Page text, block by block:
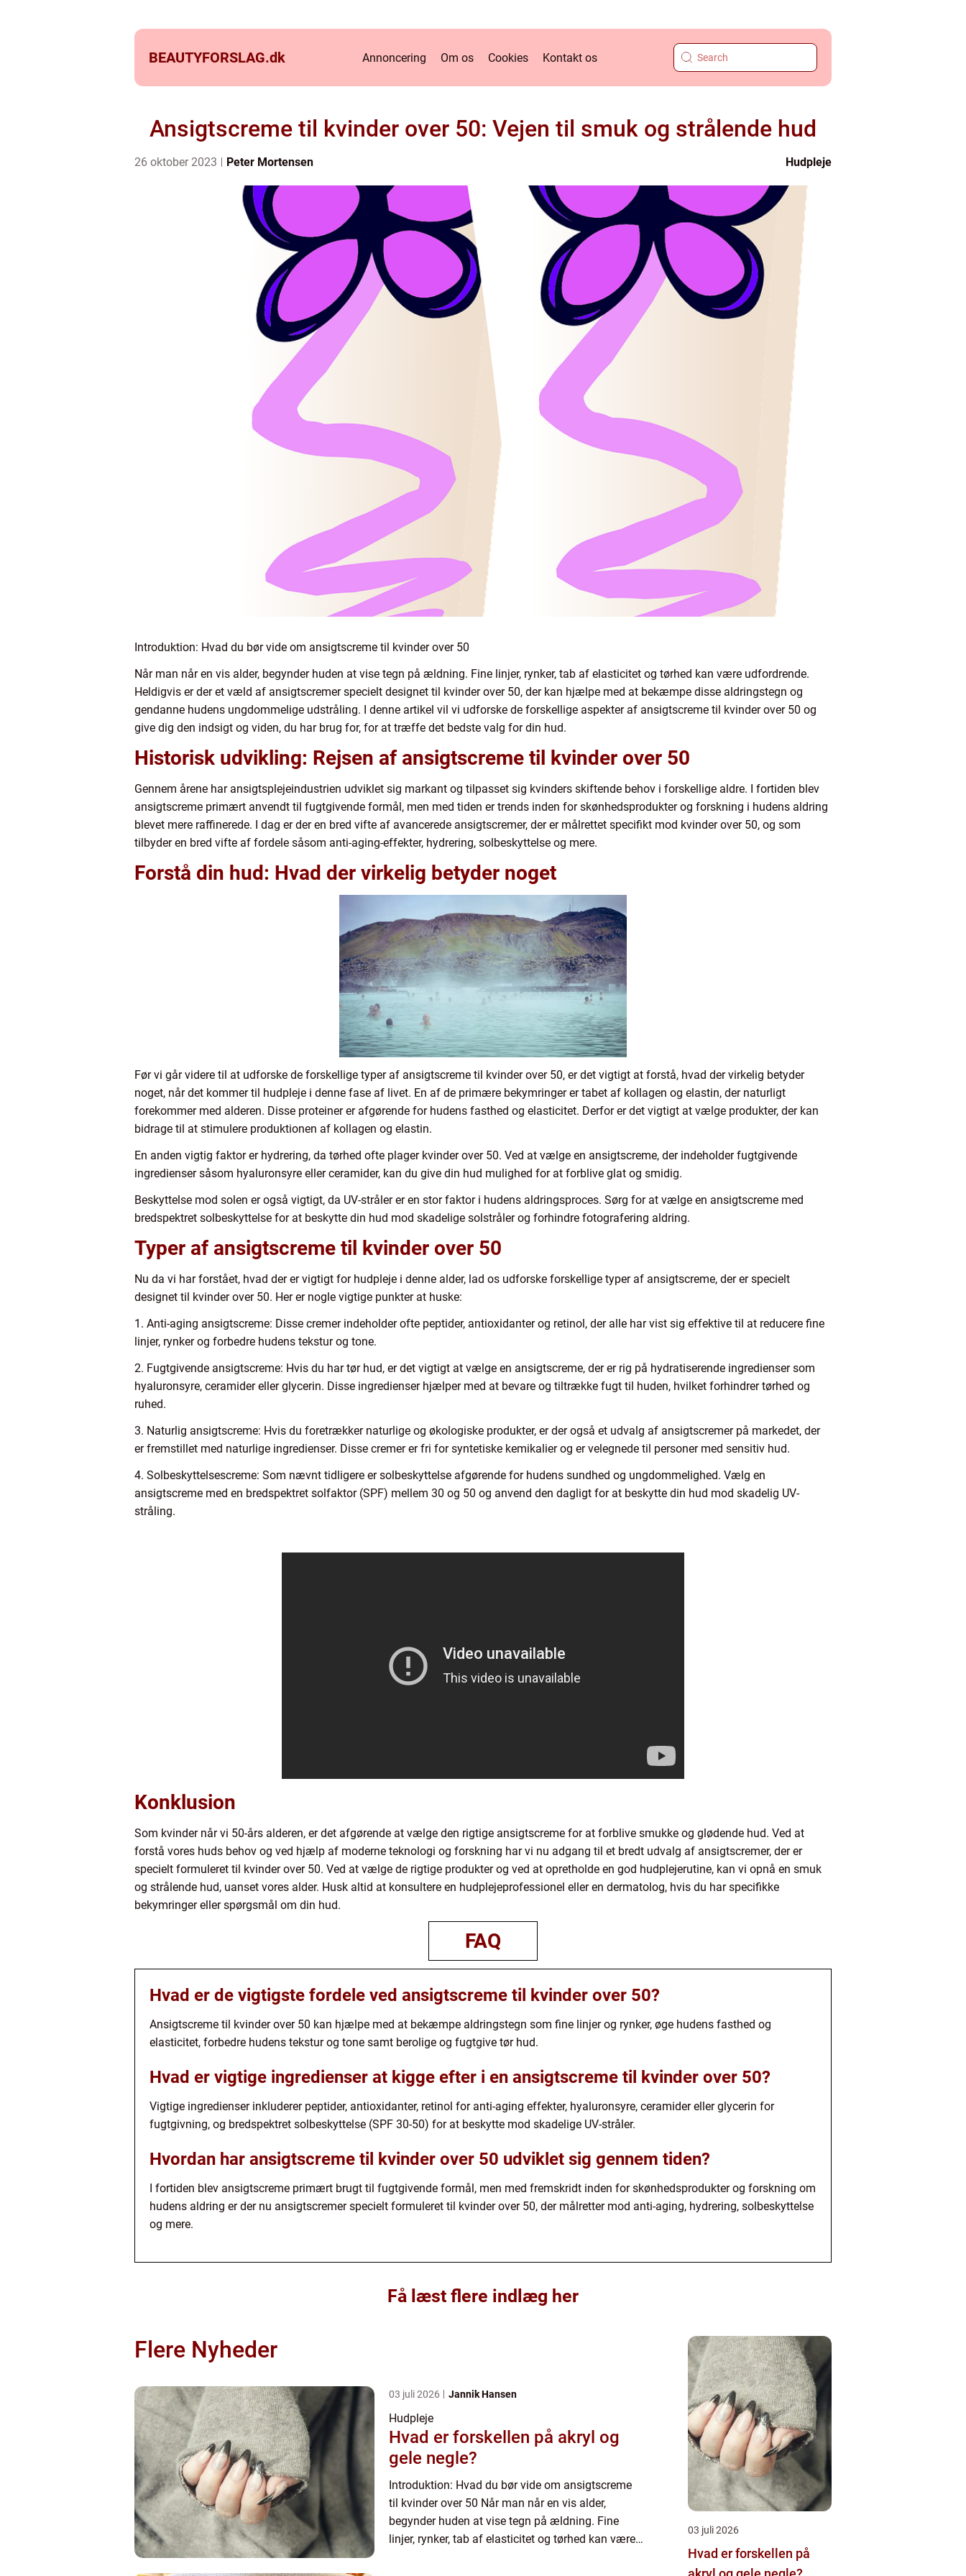
BEAUTYFORSLAG.dk Annoncering Om os Cookies Kontakt os
Ansigtscreme til kvinder over 50: Vejen til smuk og strålende hud
26 oktober 2023 Peter Mortensen Hudpleje
Introduktion: Hvad du bør vide om ansigtscreme til kvinder over 50
Når man når en vis alder, begynder huden at vise tegn på ældning. Fine linjer, rynker, tab af elasticitet og tørhed kan være udfordrende.
Heldigvis er der et væld af ansigtscremer specielt designet til kvinder over 50, der kan hjælpe med at bekæmpe disse aldringstegn og
gendanne hudens ungdommelige udstråling. I denne artikel vil vi udforske de forskellige aspekter af ansigtscreme til kvinder over 50 og
give dig den indsigt og viden, du har brug for, for at træffe det bedste valg for din hud.
Historisk udvikling: Rejsen af ansigtscreme til kvinder over 50
Gennem årene har ansigtsplejeindustrien udviklet sig markant og tilpasset sig kvinders skiftende behov i forskellige aldre. I fortiden blev
ansigtscreme primært anvendt til fugtgivende formål, men med tiden er trends inden for skønhedsprodukter og forskning i hudens aldring
blevet mere raffinerede. I dag er der en bred vifte af avancerede ansigtscremer, der er målrettet specifikt mod kvinder over 50, og som
tilbyder en bred vifte af fordele såsom anti-aging-effekter, hydrering, solbeskyttelse og mere.
Forstå din hud: Hvad der virkelig betyder noget
Før vi går videre til at udforske de forskellige typer af ansigtscreme til kvinder over 50, er det vigtigt at forstå, hvad der virkelig betyder
noget, når det kommer til hudpleje i denne fase af livet. En af de primære bekymringer er tabet af kollagen og elastin, der naturligt
forekommer med alderen. Disse proteiner er afgørende for hudens fasthed og elasticitet. Derfor er det vigtigt at vælge produkter, der kan
bidrage til at stimulere produktionen af kollagen og elastin.
En anden vigtig faktor er hydrering, da tørhed ofte plager kvinder over 50. Ved at vælge en ansigtscreme, der indeholder fugtgivende
ingredienser såsom hyaluronsyre eller ceramider, kan du give din hud mulighed for at forblive glat og smidig.
Beskyttelse mod solen er også vigtigt, da UV-stråler er en stor faktor i hudens aldringsproces. Sørg for at vælge en ansigtscreme med
bredspektret solbeskyttelse for at beskytte din hud mod skadelige solstråler og forhindre fotografering aldring.
Typer af ansigtscreme til kvinder over 50
Nu da vi har forstået, hvad der er vigtigt for hudpleje i denne alder, lad os udforske forskellige typer af ansigtscreme, der er specielt
designet til kvinder over 50. Her er nogle vigtige punkter at huske:
1. Anti-aging ansigtscreme: Disse cremer indeholder ofte peptider, antioxidanter og retinol, der alle har vist sig effektive til at reducere fine
linjer, rynker og forbedre hudens tekstur og tone.
2. Fugtgivende ansigtscreme: Hvis du har tør hud, er det vigtigt at vælge en ansigtscreme, der er rig på hydratiserende ingredienser som
hyaluronsyre, ceramider eller glycerin. Disse ingredienser hjælper med at bevare og tiltrække fugt til huden, hvilket forhindrer tørhed og
ruhed.
3. Naturlig ansigtscreme: Hvis du foretrækker naturlige og økologiske produkter, er der også et udvalg af ansigtscremer på markedet, der
er fremstillet med naturlige ingredienser. Disse cremer er fri for syntetiske kemikalier og er velegnede til personer med sensitiv hud.
4. Solbeskyttelsescreme: Som nævnt tidligere er solbeskyttelse afgørende for hudens sundhed og ungdommelighed. Vælg en
ansigtscreme med en bredspektret solfaktor (SPF) mellem 30 og 50 og anvend den dagligt for at beskytte din hud mod skadelig UV-
stråling.
Konklusion
Som kvinder når vi 50-års alderen, er det afgørende at vælge den rigtige ansigtscreme for at forblive smukke og glødende hud. Ved at
forstå vores huds behov og ved hjælp af moderne teknologi og forskning har vi nu adgang til et bredt udvalg af ansigtscremer, der er
specielt formuleret til kvinder over 50. Ved at vælge de rigtige produkter og ved at opretholde en god hudplejerutine, kan vi opnå en smuk
og strålende hud, uanset vores alder. Husk altid at konsultere en hudplejeprofessionel eller en dermatolog, hvis du har specifikke
bekymringer eller spørgsmål om din hud.
FAQ
Hvad er de vigtigste fordele ved ansigtscreme til kvinder over 50?
Ansigtscreme til kvinder over 50 kan hjælpe med at bekæmpe aldringstegn som fine linjer og rynker, øge hudens fasthed og
elasticitet, forbedre hudens tekstur og tone samt berolige og fugtgive tør hud.
Hvad er vigtige ingredienser at kigge efter i en ansigtscreme til kvinder over 50?
Vigtige ingredienser inkluderer peptider, antioxidanter, retinol for anti-aging effekter, hyaluronsyre, ceramider eller glycerin for
fugtgivning, og bredspektret solbeskyttelse (SPF 30-50) for at beskytte mod skadelige UV-stråler.
Hvordan har ansigtscreme til kvinder over 50 udviklet sig gennem tiden?
I fortiden blev ansigtscreme primært brugt til fugtgivende formål, men med fremskridt inden for skønhedsprodukter og forskning om
hudens aldring er der nu ansigtscremer specielt formuleret til kvinder over 50, der målretter mod anti-aging, hydrering, solbeskyttelse
og mere.
Få læst flere indlæg her
Flere Nyheder
03 juli 2026 Jannik Hansen
Hudpleje
Hvad er forskellen på akryl og
gele negle?
Introduktion: Hvad du bør vide om ansigtscreme
til kvinder over 50 Når man når en vis alder,
begynder huden at vise tegn på ældning. Fine
linjer, rynker, tab af elasticitet og tørhed kan være
03 juli 2026
Hvad er forskellen på